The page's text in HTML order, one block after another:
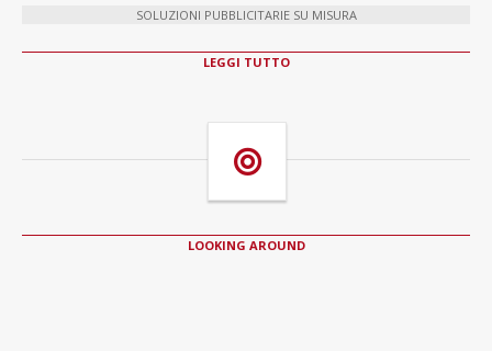
SOLUZIONI PUBBLICITARIE SU MISURA
LEGGI TUTTO
LOOKING AROUND